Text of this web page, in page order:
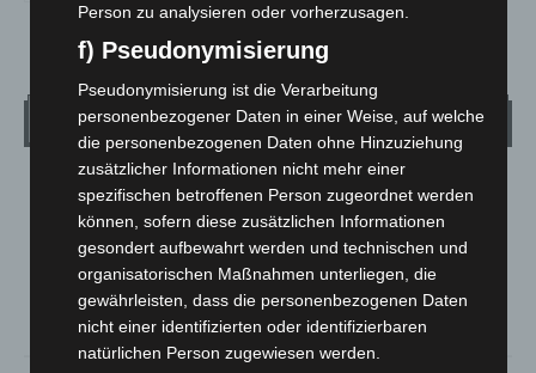
Wetter
LANGENHAGEN
Mäßig Bewölkt
16.4° C 16.8°
14.9°
Person zu analysieren oder vorherzusagen.
f) Pseudonymisierung
Pseudonymisierung ist die Verarbeitung
personenbezogener Daten in einer Weise, auf welche
die personenbezogenen Daten ohne Hinzuziehung
zusätzlicher Informationen nicht mehr einer
spezifischen betroffenen Person zugeordnet werden
können, sofern diese zusätzlichen Informationen
gesondert aufbewahrt werden und technischen und
organisatorischen Maßnahmen unterliegen, die
gewährleisten, dass die personenbezogenen Daten
nicht einer identifizierten oder identifizierbaren
natürlichen Person zugewiesen werden.